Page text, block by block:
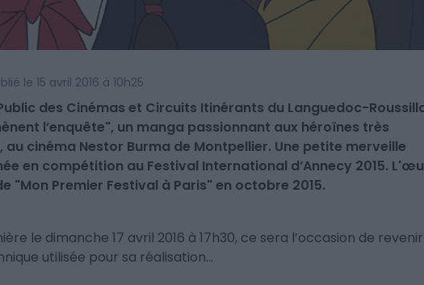
le 15 avril 2016 à 10h25
des Cinémas et Circuits Itinérants du Languedoc-
l’enquête", un manga passionnant aux héroïnes très
au cinéma Nestor Burma de Montpellier. Une petite merveille
en compétition au Festival International d’Annecy 2015.
"Mon Premier Festival à Paris" en octobre 2015.
le dimanche 17 avril 2016 à 17h30, ce sera l’occasion de
utilisée pour sa réalisation…